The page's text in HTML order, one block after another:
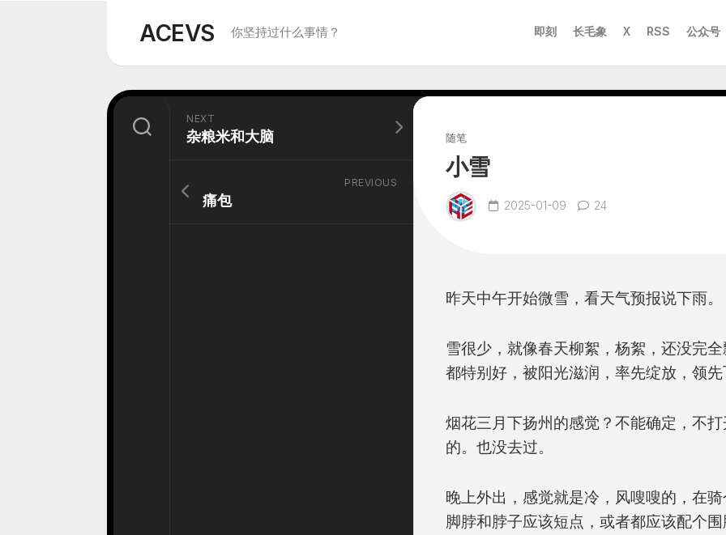
ACEVS 你坚持过什么事情？ 即刻 长毛象 X RSS 公众号
随笔
小雪
2025-01-09 24
昨天中午开始微雪，看天气预报说下雨。
雪很少，就像春天柳絮，杨絮，还没完
都特别好，被阳光滋润，率先绽放，领
烟花三月下扬州的感觉？不能确定，不
的。也没去过。
晚上外出，感觉就是冷，风嗖嗖的，在
脚脖和脖子应该短点，或者都应该配个
NEXT
杂粮米和大脑
PREVIOUS
痛包